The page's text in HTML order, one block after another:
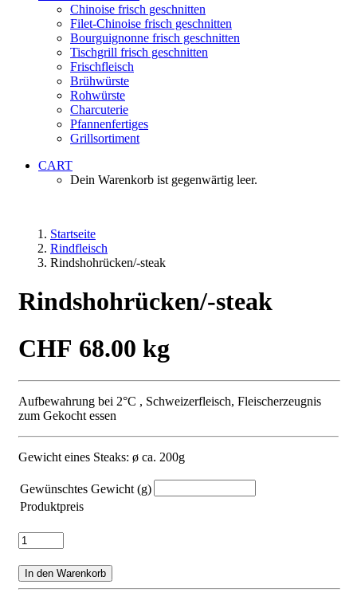
Chinoise frisch geschnitten
Filet-Chinoise frisch geschnitten
Bourguignonne frisch geschnitten
Tischgrill frisch geschnitten
Frischfleisch
Brühwürste
Rohwürste
Charcuterie
Pfannenfertiges
Grillsortiment
CART
Dein Warenkorb ist gegenwärtig leer.
Startseite
Rindfleisch
Rindshohrücken/-steak
Rindshohrücken/-steak
CHF 68.00 kg
Aufbewahrung bei 2°C , Schweizerfleisch, Fleischerzeugnis
zum Gekocht essen
Gewicht eines Steaks: ø ca. 200g
Gewünschtes Gewicht (g)
Produktpreis
Rindshohrücken/-
steak
Menge
In den Warenkorb